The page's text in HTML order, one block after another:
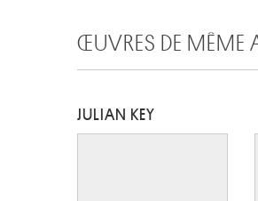
ŒUVRES DE MÊME
JULIAN KEY